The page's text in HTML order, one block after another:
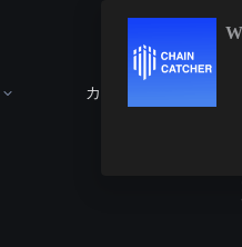
カレンダー